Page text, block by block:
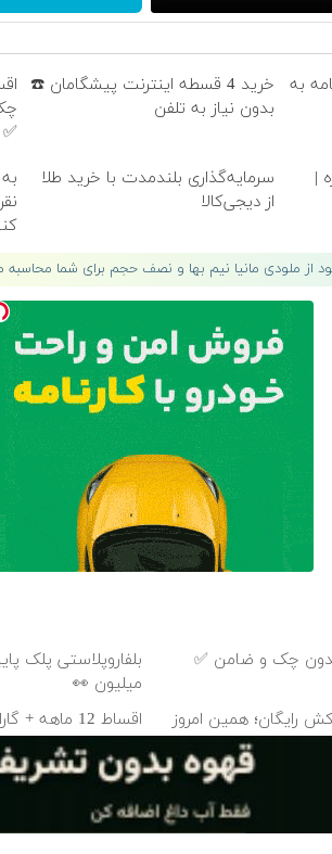
به
خرید 4 قسطه اینترنت پیشگامان ☎️
بدون نیاز به تلفن
✅
|
سرمایه‌گذاری بلندمدت با خرید طلا
از دیجی‌کالا
از ملودی مانیا نیم بها و نصف حجم برای شما
میلیون 👀
روکش رایگان؛ همین امروز
اقساط 12
و ضامن ✨
با روکش زیرکونیا
👈 ویزیت رایگان